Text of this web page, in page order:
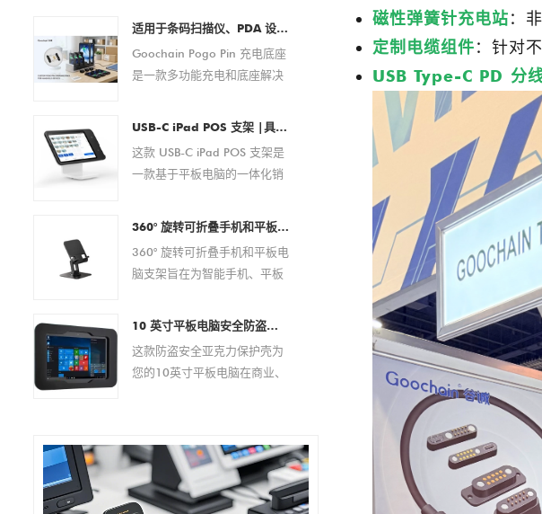
适用于条码扫描仪、PDA 设备、平板电脑和智能手机的 Pogo Pin 充电底座定制 OEM/ODM 制造商
Goochain Pogo Pin 充电底座
是一款多功能充电和底座解决
设备、平板电脑、智能手机和
它具有可靠的磁性弹簧针连
接，可在商业和企业环境中提
输以及便捷的日常操作。 作为
经验丰富的 OEM/ODM 制造
商，Goochain 提供全面的定
PCB 开发、品牌推广和量产支
持，帮助客户为其设备打造量
身定制的充电解决方案。
USB-C iPad POS 支架 |具有集成支付解决方案的平板电脑 POS 底座（OEM/ODM 制造商）
这款 USB-C iPad POS 支架是
一款基于平板电脑的一体化销
和酒店环境而设计。它无需外
缝支付处理和高效电缆管理。
该 POS 底座广泛兼容 USB-C
现代的美感和灵活的定制选
项，是分销商、系统集成商和
品牌所有者的理想选择。
360° 旋转可折叠手机和平板电脑支架 – 适用于 4.7–13 英寸设备的可调节防滑桌面支架
360° 旋转可折叠手机和平板电
脑支架旨在为智能手机、平板
至 13 英寸的移动设备提供稳
该支架具有完全可调的视角、
360 度旋转底座和可折叠设
多媒体娱乐。
10 英寸平板电脑安全防盗亚克力保护壳 |自助服务终端、POS、商店展示架 - 来自中国的厂家直销制造商
这款防盗安全亚克力保护壳为
您的10英寸平板电脑在商业、
同时提供易于安装的多功能支
架，适用于各种环境。 该保护
壳支持 VESA 100x100mm 和
磁性弹簧针充电站：
定制电缆组件：针对
USB Type-C PD 分